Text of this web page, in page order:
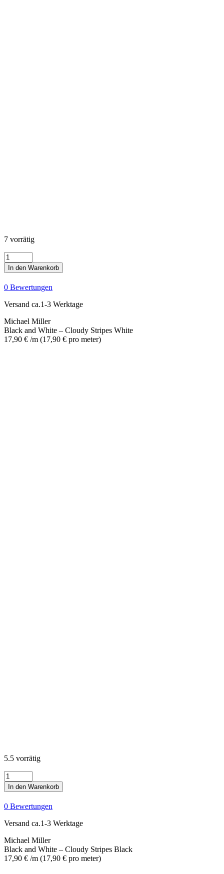
7 vorrätig
Black
and
White
-
Cloudy
Stripes
White
Menge
In den Warenkorb
0 Bewertungen
Versand ca.1-3 Werktage
Michael Miller
Black and White – Cloudy Stripes White
17,90 € /m (17,90 € pro meter)
5.5 vorrätig
Black
and
White
-
Cloudy
Stripes
Black
Menge
In den Warenkorb
0 Bewertungen
Versand ca.1-3 Werktage
Michael Miller
Black and White – Cloudy Stripes Black
17,90 € /m (17,90 € pro meter)